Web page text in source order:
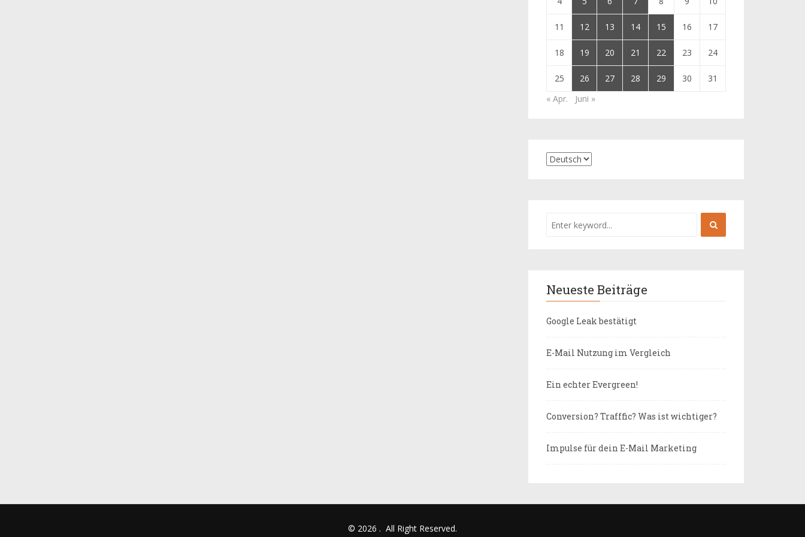
11 12 13 14 15 16 17
18 19 20 21 22 23 24
25 26 27 28 29 30
31
« Apr.
Juni »
Neueste Beiträge
Google Leak bestätigt
E-Mail Nutzung im Vergleich
Ein echter Evergreen!
Conversion? Trafffic? Was ist wichtiger?
Impulse für dein E-Mail Marketing
© 2026 . All Right Reserved.